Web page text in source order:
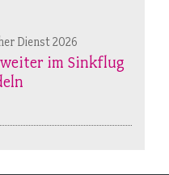
Dienst 2026
im Sinkflug